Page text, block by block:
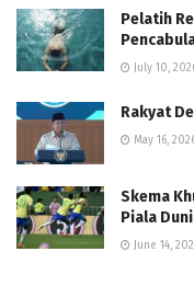
Pelatih
July 10,
Rakyat
May 16,
Skema
Piala
June 14,